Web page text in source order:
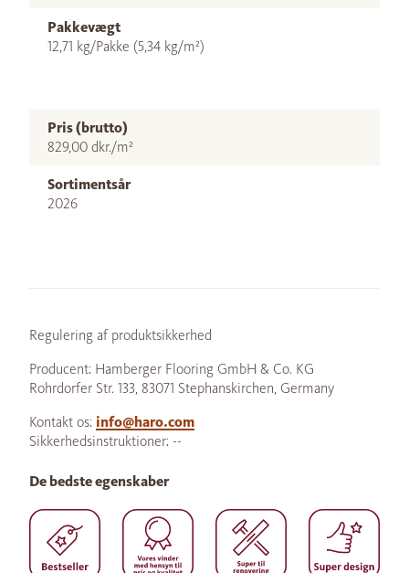
Pakkevægt
12,71 kg/Pakke (5,34 kg/m²)
Pris (brutto)
829,00 dkr./m²
Sortimentsår
2026
Regulering af produktsikkerhed
Producent: Hamberger Flooring GmbH & Co. KG
Rohrdorfer Str. 133, 83071 Stephanskirchen, Germany
Kontakt os: info@haro.com
Sikkerhedsinstruktioner: --
De bedste egenskaber